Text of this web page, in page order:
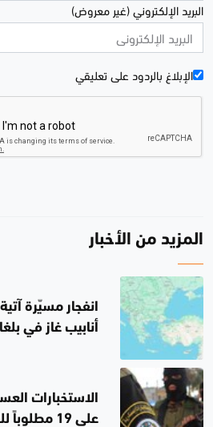
البريد الإلكتروني (غير معروض)
الإبلاغ بالردود علی تعليقي
المزيد من الأخبار
انفجار مسيّرة
أنابيب غاز في
الاستخبارات
على 19 مطلوباً للقضاء في 6 محافظات